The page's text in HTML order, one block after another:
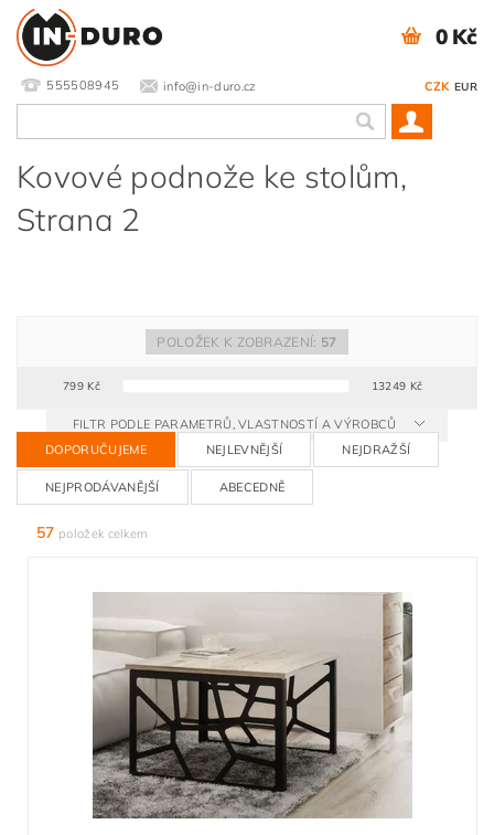
555508945 info@in-duro.cz CZK EUR
0 Kč
Kovové podnože ke stolům,
Strana 2
799Kč 13249 Kč
POLOŽEK K ZOBRAZENÍ: 57
FILTR PODLE PARAMETRŮ, VLASTNOSTÍ A VÝROBCŮ
DOPORUČUJEME
NEJLEVNĚJŠÍ NEJDRAŽŠÍ
NEJPRODÁVANĚJŠÍ ABECEDNĚ
57 položek celkem